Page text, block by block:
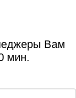
Вам
мин.